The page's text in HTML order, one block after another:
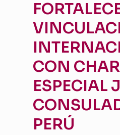
CON
ESPECIAL
PERÚ